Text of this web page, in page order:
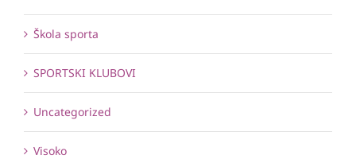
Škola sporta
SPORTSKI KLUBOVI
Uncategorized
Visoko